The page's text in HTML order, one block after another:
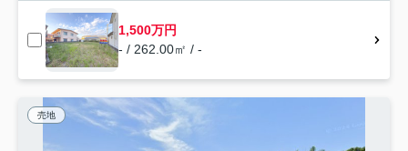
1,500万円
- / 262.00㎡ / -
売地